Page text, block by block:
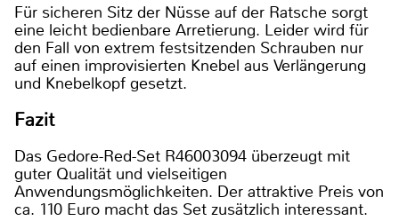
Für sicheren Sitz der Nüsse auf der Ratsche sorgt
eine leicht bedienbare Arretierung. Leider wird für
den Fall von extrem festsitzenden Schrauben nur
auf einen improvisierten Knebel aus Verlängerung
und Knebelkopf gesetzt.
Fazit
Das Gedore-Red-Set R46003094 überzeugt mit
guter Qualität und vielseitigen
Anwendungsmöglichkeiten. Der attraktive Preis von
ca. 110 Euro macht das Set zusätzlich interessant.